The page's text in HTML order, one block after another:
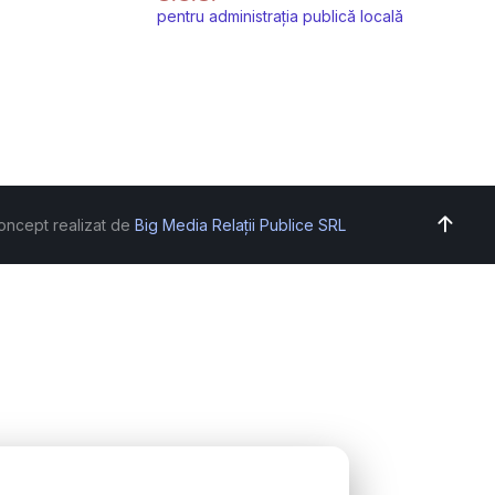
pentru administrația publică locală
realizat de Big Media Relații Publice SRL